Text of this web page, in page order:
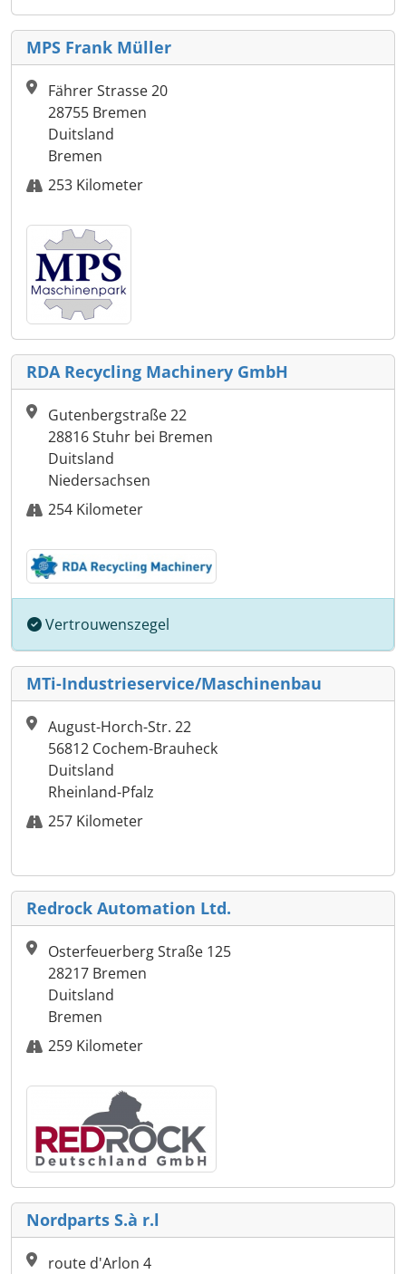
MPS Frank Müller
Fährer Strasse 20
28755 Bremen
Duitsland
Bremen
253 Kilometer
RDA Recycling Machinery GmbH
Gutenbergstraße 22
28816 Stuhr bei Bremen
Duitsland
Niedersachsen
254 Kilometer
Vertrouwenszegel
MTi-Industrieservice/Maschinenbau
August-Horch-Str. 22
56812 Cochem-Brauheck
Duitsland
Rheinland-Pfalz
257 Kilometer
Redrock Automation Ltd.
Osterfeuerberg Straße 125
28217 Bremen
Duitsland
Bremen
259 Kilometer
Nordparts S.à r.l
route d'Arlon 4